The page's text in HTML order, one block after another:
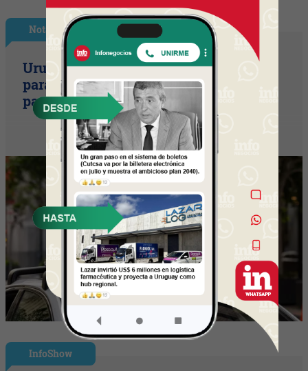
Nota Principal
Uruguay empieza a discutir las reglas
para una movilidad autónoma (¿Quién
paga si el auto sin conductor choca?)
InfoShow